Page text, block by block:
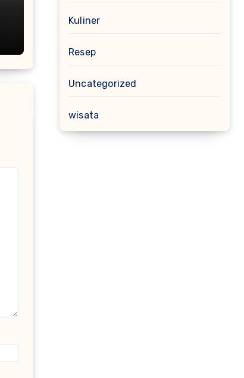
Kuliner
Resep
Uncategorized
wisata